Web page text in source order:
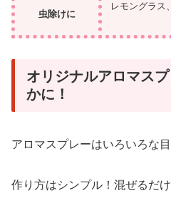
虫除けに
レモングラス
オリジナルアロマス
かに！
アロマスプレーはいろいろな
作り方はシンプル！混ぜるだ